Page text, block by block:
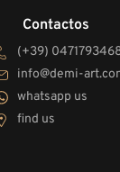
Contactos
(+39)
info@demi-
whatsapp us
find us